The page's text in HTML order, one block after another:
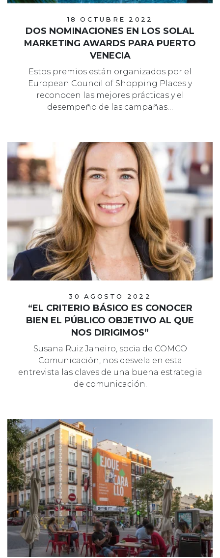
18 OCTUBRE 2022
DOS NOMINACIONES EN LOS SOLAL
MARKETING AWARDS PARA PUERTO
VENECIA
Estos premios están organizados por el
European Council of Shopping Places y
reconocen las mejores prácticas y el
desempeño de las campañas…
30 AGOSTO 2022
“EL CRITERIO BÁSICO ES CONOCER
BIEN EL PÚBLICO OBJETIVO AL QUE
NOS DIRIGIMOS”
Susana Ruiz Janeiro, socia de COMCO
Comunicación, nos desvela en esta
entrevista las claves de una buena estrategia
de comunicación.